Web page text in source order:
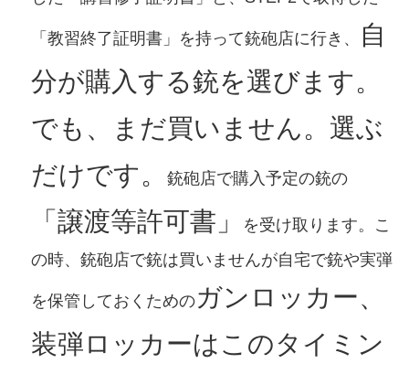
「教習終了証明書」を持って銃砲店に行き、
自
分が購入する銃を選びます。
でも、まだ買いません。選ぶ
だけです。
銃砲店で購入予定の銃の
「譲渡等許可書」
を受け取ります。こ
の時、銃砲店で銃は買いませんが自宅で銃や実弾
を保管しておくためのガンロッカー、
装弾ロッカーはこのタイミン